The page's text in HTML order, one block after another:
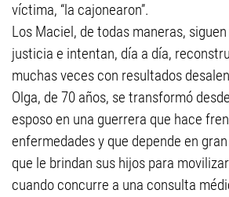
víctima, “la cajonearon”.
Los Maciel, de todas maneras,
justicia e intentan, día a día,
muchas veces con resultados
Olga, de 70 años, se transformó
esposo en una guerrera que hace
enfermedades y que depende en
que le brindan sus hijos para
cuando concurre a una consulta